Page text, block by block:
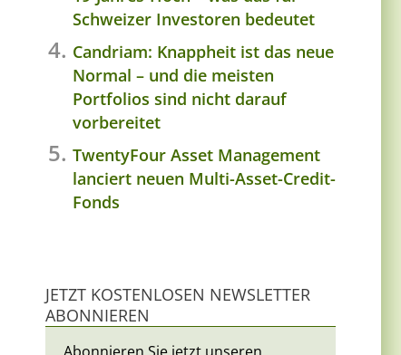
Schweizer Investoren bedeutet
Candriam: Knappheit ist das neue
Normal – und die meisten
Portfolios sind nicht darauf
vorbereitet
TwentyFour Asset Management
lanciert neuen Multi-Asset-Credit-
Fonds
JETZT KOSTENLOSEN NEWSLETTER
ABONNIEREN